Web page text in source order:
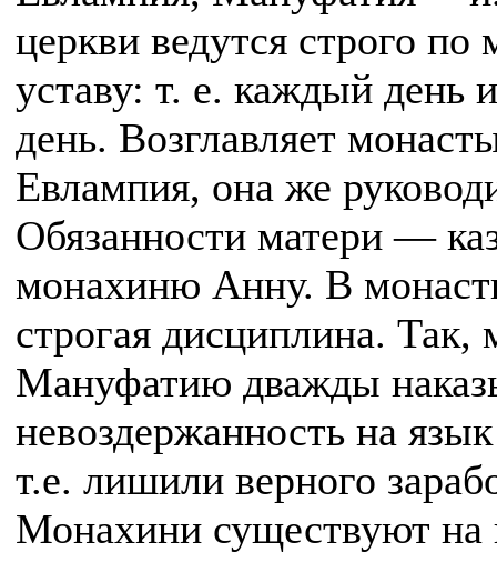
церкви ведутся строго
уставу: т. е. каждый день
день. Возглавляет
Евлампия, она же
Обязанности матери —
монахиню Анну. В
строгая дисциплина.
Мануфатию дважды
невоздержанность на
т.е. лишили верного
Монахини существуют на